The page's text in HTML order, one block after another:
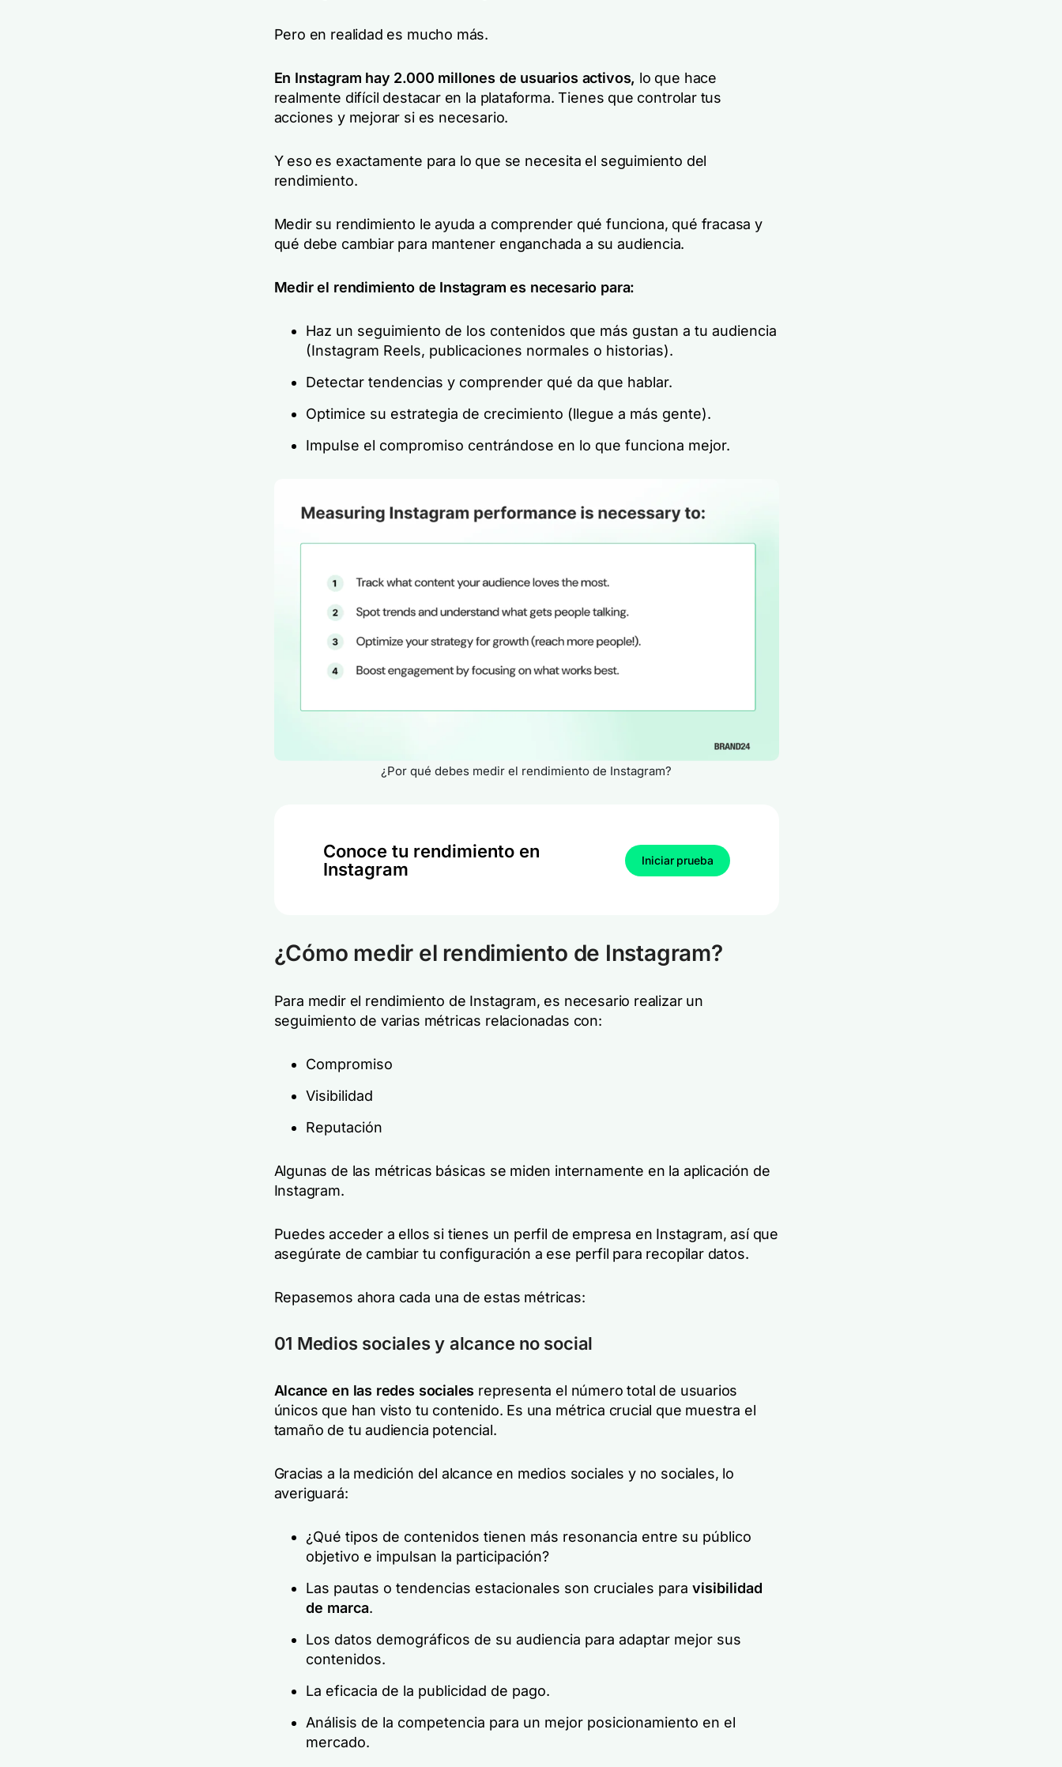
Pero en realidad es mucho más.
En Instagram hay 2.000 millones de usuarios activos, lo que hace
realmente difícil destacar en la plataforma. Tienes que controlar tus
acciones y mejorar si es necesario.
Y eso es exactamente para lo que se necesita el seguimiento del
rendimiento.
Medir su rendimiento le ayuda a comprender qué funciona, qué fracasa y
qué debe cambiar para mantener enganchada a su audiencia.
Medir el rendimiento de Instagram es necesario para:
Haz un seguimiento de los contenidos que más gustan a tu audiencia
(Instagram Reels, publicaciones normales o historias).
Detectar tendencias y comprender qué da que hablar.
Optimice su estrategia de crecimiento (llegue a más gente).
Impulse el compromiso centrándose en lo que funciona mejor.
¿Por qué debes medir el rendimiento de Instagram?
Conoce tu rendimiento en
Instagram
Iniciar prueba
¿Cómo medir el rendimiento de Instagram?
Para medir el rendimiento de Instagram, es necesario realizar un
seguimiento de varias métricas relacionadas con:
Compromiso
Visibilidad
Reputación
Algunas de las métricas básicas se miden internamente en la aplicación de
Instagram.
Puedes acceder a ellos si tienes un perfil de empresa en Instagram, así que
asegúrate de cambiar tu configuración a ese perfil para recopilar datos.
Repasemos ahora cada una de estas métricas:
01 Medios sociales y alcance no social
Alcance en las redes sociales representa el número total de usuarios
únicos que han visto tu contenido. Es una métrica crucial que muestra el
tamaño de tu audiencia potencial.
Gracias a la medición del alcance en medios sociales y no sociales, lo
averiguará:
¿Qué tipos de contenidos tienen más resonancia entre su público
objetivo e impulsan la participación?
Las pautas o tendencias estacionales son cruciales para visibilidad
de marca.
Los datos demográficos de su audiencia para adaptar mejor sus
contenidos.
La eficacia de la publicidad de pago.
Análisis de la competencia para un mejor posicionamiento en el
mercado.